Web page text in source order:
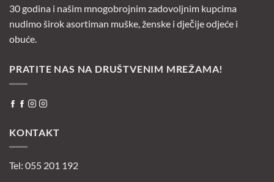
30 godina i našim mnogobrojnim zadovoljnim kupcima
nudimo širok asortiman muške, ženske i dječije odjeće i
obuće.
PRATITE NAS NA DRUŠTVENIM MREŽAMA!
KONTAKT
Tel: 055 201 192